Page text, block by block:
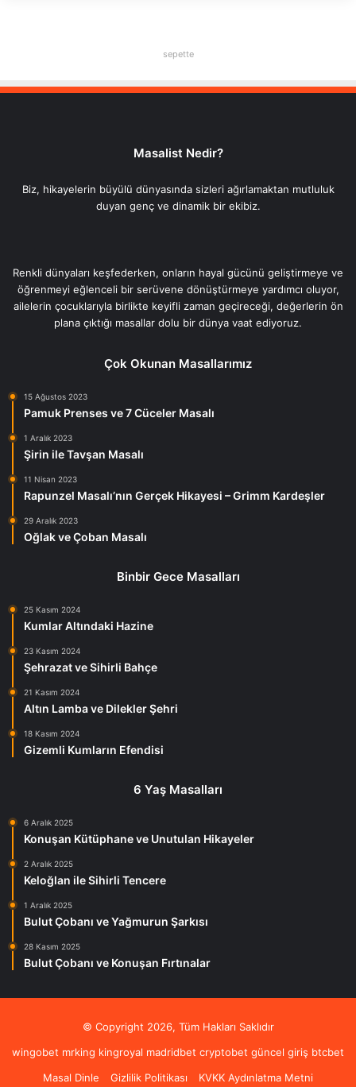
sepette
Masalist Nedir?
Biz, hikayelerin büyülü dünyasında sizleri ağırlamaktan mutluluk
duyan genç ve dinamik bir ekibiz.
Renkli dünyaları keşfederken, onların hayal gücünü geliştirmeye ve
öğrenmeyi eğlenceli bir serüvene dönüştürmeye yardımcı oluyor,
ailelerin çocuklarıyla birlikte keyifli zaman geçireceği, değerlerin ön
plana çıktığı masallar dolu bir dünya vaat ediyoruz.
Çok Okunan Masallarımız
15 Ağustos 2023
Pamuk Prenses ve 7 Cüceler Masalı
1 Aralık 2023
Şirin ile Tavşan Masalı
11 Nisan 2023
Rapunzel Masalı’nın Gerçek Hikayesi – Grimm Kardeşler
29 Aralık 2023
Oğlak ve Çoban Masalı
Binbir Gece Masalları
25 Kasım 2024
Kumlar Altındaki Hazine
23 Kasım 2024
Şehrazat ve Sihirli Bahçe
21 Kasım 2024
Altın Lamba ve Dilekler Şehri
18 Kasım 2024
Gizemli Kumların Efendisi
6 Yaş Masalları
6 Aralık 2025
Konuşan Kütüphane ve Unutulan Hikayeler
2 Aralık 2025
Keloğlan ile Sihirli Tencere
1 Aralık 2025
Bulut Çobanı ve Yağmurun Şarkısı
28 Kasım 2025
Bulut Çobanı ve Konuşan Fırtınalar
© Copyright 2026, Tüm Hakları Saklıdır
wingobet mrking kingroyal madridbet cryptobet güncel giriş btcbet
Masal Dinle
Gizlilik Politikası KVKK Aydınlatma Metni